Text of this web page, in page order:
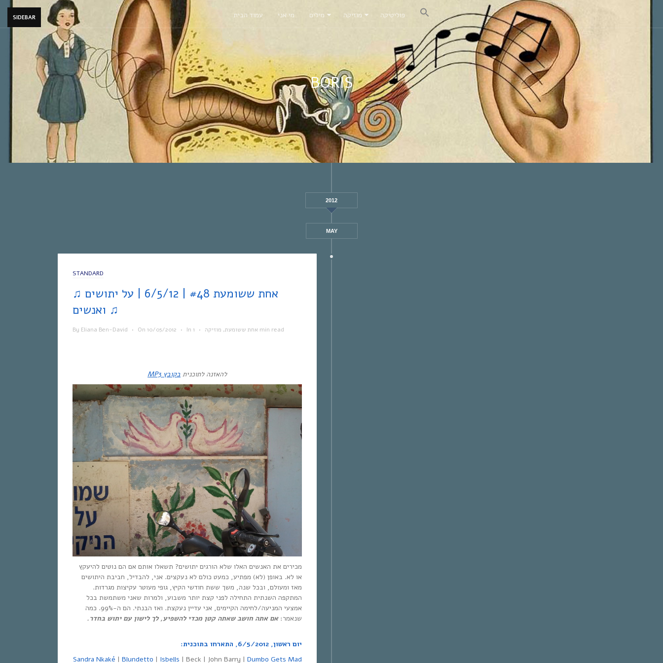
SIDEBAR עמוד הבית מי אני מילים מוזיקה פוליטיקה
BORIS
2012
MAY
STANDARD
♫ אחת ששומעת #48 | 6/5/12 | על יתושים
ואנשים ♫
By Eliana Ben-David • On 10/05/2012 • In אחת ששומעת, מוזיקה • 1 min read
להאזנה לתוכנית בקובץ MP3
מכירים את האנשים האלו שלא הורגים יתושים? תשאלו אותם אם הם נוטים להיעקץ
או לא. באופן (לא) מפתיע, כמעט כולם לא נעקצים. אני, להבדיל, חביבת היתושים
מאז ומעולם, ובכל שנה, משך ששת חודשי הקיץ, גופי מעוטר עקיצות מגרדות.
המתקפה השנתית התחילה לפני קצת יותר משבוע, ולמרות שאני משתמשת בכל
אמצעי המניעה/לחימה הקיימים, אני עדיין נעקצת. ואז הבנתי. הם ה-99%. כמה
שנאמר:אם אתה חושב שאתה קטן מכדי להשפיע, לך לישון עם יתוש בחדר.
יום ראשון, 6/5/2012, התארחו בתוכנית:
Sandra Nkaké | Blundetto | Isbells | Beck | John Barry | Dumbo Gets Mad